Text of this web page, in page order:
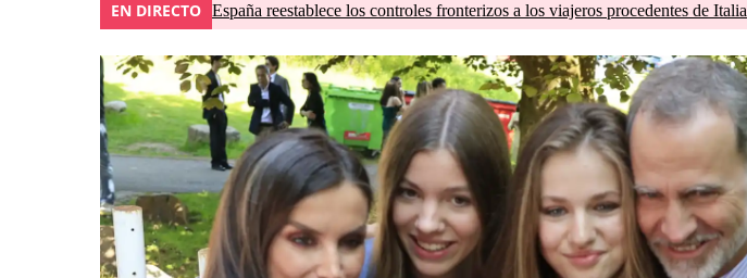
EN DIRECTO España reestablece los controles fronterizos a los viajeros procedentes de Italia